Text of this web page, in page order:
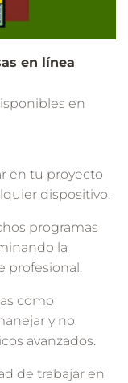
en línea
en
en tu proyecto
dispositivo.
programas
la
profesional.
como
y no
avanzados.
de trabajar en